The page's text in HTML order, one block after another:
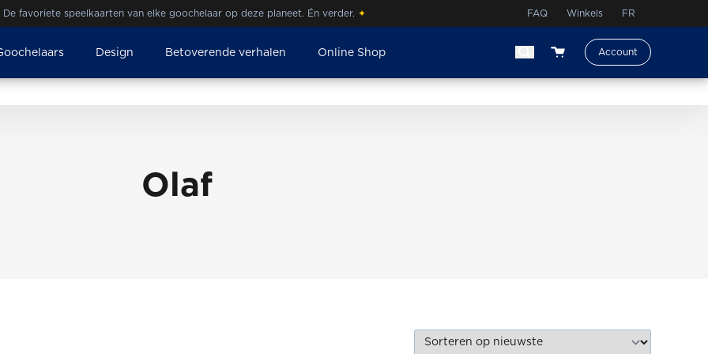
De favoriete speelkaarten van elke goochelaar op deze planeet. Én verder. ✦ FAQ Winkels FR
Design Betoverende verhalen Online Shop
View your shopping cart
Account
Olaf